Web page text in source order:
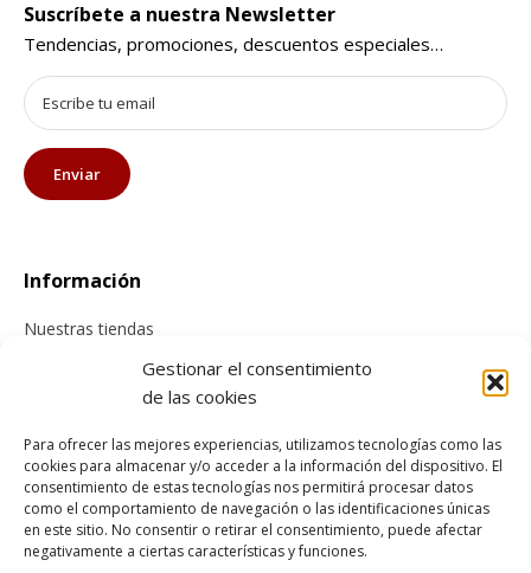
Gestionar el consentimiento
de las cookies
Para ofrecer las mejores experiencias, utilizamos tecnologías como las
cookies para almacenar y/o acceder a la información del dispositivo. El
consentimiento de estas tecnologías nos permitirá procesar datos
como el comportamiento de navegación o las identificaciones únicas
en este sitio. No consentir o retirar el consentimiento, puede afectar
negativamente a ciertas características y funciones.
Suscríbete a nuestra Newsletter
Tendencias, promociones, descuentos especiales…
Información
Nuestras tiendas
Tienda online
Información sobre envíos
Cancelación y devolución
Pago seguro
Condiciones generales de compra